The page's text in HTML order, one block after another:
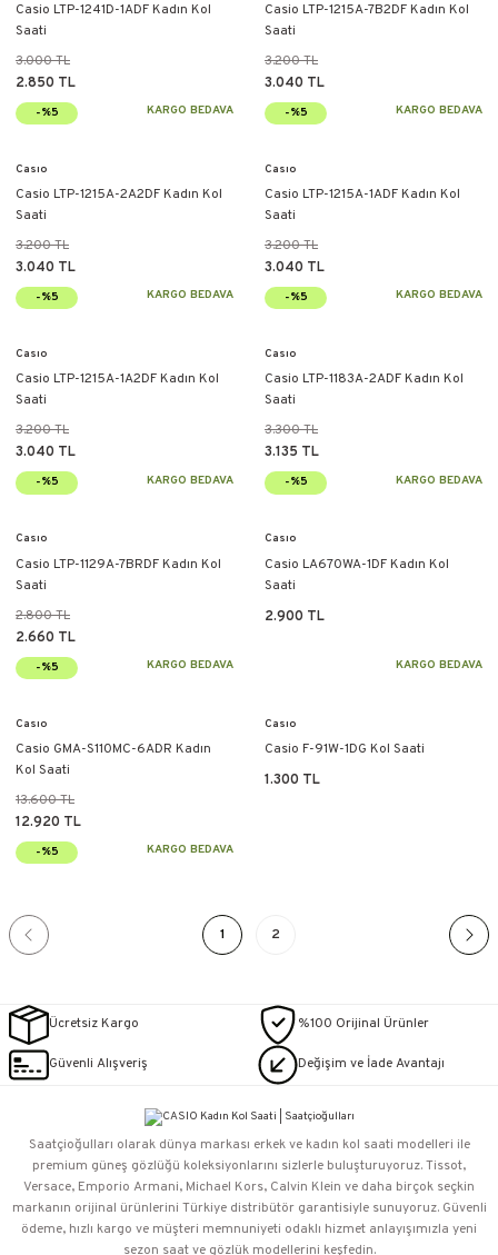
Casio LTP-1241D-1ADF Kadın Kol
Saati
3.000 TL
2.850 TL
-%5 KARGO BEDAVA
Casio LTP-1215A-7B2DF Kadın Kol
Saati
3.200 TL
3.040 TL
-%5 KARGO BEDAVA
Casıo
Casio LTP-1215A-2A2DF Kadın Kol
Saati
3.200 TL
3.040 TL
-%5 KARGO BEDAVA
Casıo
Casio LTP-1215A-1ADF Kadın Kol
Saati
3.200 TL
3.040 TL
-%5 KARGO BEDAVA
Casıo
Casio LTP-1215A-1A2DF Kadın Kol
Saati
3.200 TL
3.040 TL
-%5 KARGO BEDAVA
Casıo
Casio LTP-1183A-2ADF Kadın Kol
Saati
3.300 TL
3.135 TL
-%5 KARGO BEDAVA
Casıo
Casio LTP-1129A-7BRDF Kadın Kol
Saati
2.800 TL
2.660 TL
-%5 KARGO BEDAVA
Casıo
Casio LA670WA-1DF Kadın Kol
Saati
2.900 TL
KARGO BEDAVA
Casıo
Casio GMA-S110MC-6ADR Kadın
Kol Saati
13.600 TL
12.920 TL
-%5 KARGO BEDAVA
Casıo
Casio F-91W-1DG Kol Saati
1.300 TL
1 2
Ücretsiz Kargo %100 Orijinal Ürünler
Güvenli Alışveriş Değişim ve İade Avantajı
Saatçioğulları⁠ olarak dünya markası erkek ve kadın kol saati modelleri ile
premium güneş gözlüğü koleksiyonlarını sizlerle buluşturuyoruz. Tissot,
Versace, Emporio Armani, Michael Kors, Calvin Klein ve daha birçok seçkin
markanın orijinal ürünlerini Türkiye distribütör garantisiyle sunuyoruz. Güvenli
ödeme, hızlı kargo ve müşteri memnuniyeti odaklı hizmet anlayışımızla yeni
sezon saat ve gözlük modellerini keşfedin.